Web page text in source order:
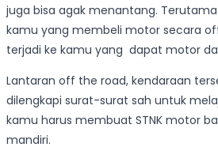
juga bisa agak menantang.
kamu yang membeli motor secara
terjadi ke kamu yang dapat motor
Lantaran off the road, kendaraan
dilengkapi surat-surat sah untuk
kamu harus membuat STNK motor
mandiri.